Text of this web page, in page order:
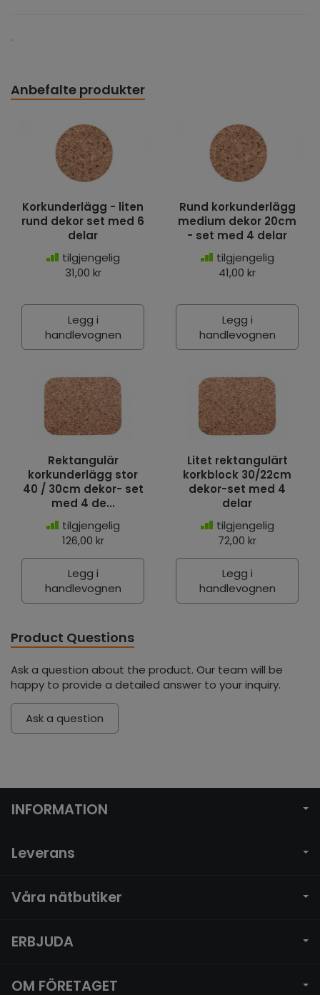
.
Anbefalte produkter
Korkunderlägg - liten
rund dekor set med 6
delar
tilgjengelig
31,00 kr
Legg i
handlevognen
Rund korkunderlägg
medium dekor 20cm
- set med 4 delar
tilgjengelig
41,00 kr
Legg i
handlevognen
Rektangulär
korkunderlägg stor
40 / 30cm dekor- set
med 4 de...
tilgjengelig
126,00 kr
Legg i
handlevognen
Litet rektangulärt
korkblock 30/22cm
dekor-set med 4
delar
tilgjengelig
72,00 kr
Legg i
handlevognen
Product Questions
Ask a question about the product. Our team will be
happy to provide a detailed answer to your inquiry.
Ask a question
INFORMATION
Leverans
Våra nätbutiker
ERBJUDA
OM FÖRETAGET